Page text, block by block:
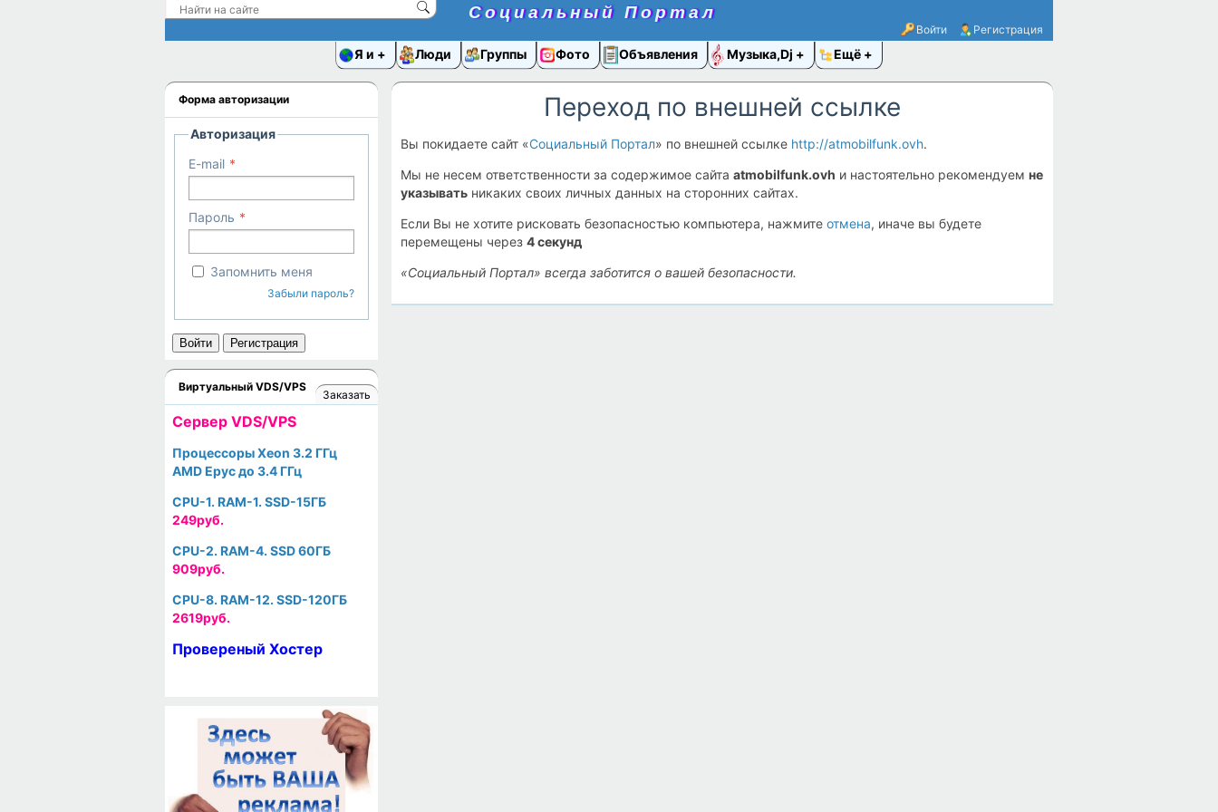
Социальный Портал
Войти Регистрация
Я и Люди Группы Фото Объявления Музыка,Dj Ещё
Переход по внешней ссылке
Вы покидаете сайт «Социальный Портал» по внешней ссылке http://atmobilfunk.ovh.
Мы не несем ответственности за содержимое сайта atmobilfunk.ovh и настоятельно рекомендуем не
указывать никаких своих личных данных на сторонних сайтах.
Если Вы не хотите рисковать безопасностью компьютера, нажмите отмена, иначе вы будете
перемещены через 4секунд
«Социальный Портал» всегда заботится о вашей безопасности.
Форма авторизации
Авторизация
E-mail
Пароль
Запомнить меня
Забыли пароль?
Войти Регистрация
Виртуальный VDS/VPS
Заказать
Cервер VDS/VPS
Процессоры Xeon 3.2 ГГц
AMD Epyc до 3.4 ГГц
CPU-1. RAM-1. SSD-15ГБ
249руб.
CPU-2. RAM-4. SSD 60ГБ
909руб.
CPU-8. RAM-12. SSD-120ГБ
2619руб.
Провереный Хостер